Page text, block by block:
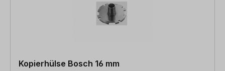
Kopierhülse Bosch 16 mm